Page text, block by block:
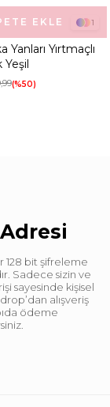
1
Yanları Yırtmaçlı
Yeşil
%50
EKLE
128 bit şifreleme
Sadece sizin ve
sayesinde kişisel
alışveriş
ödeme